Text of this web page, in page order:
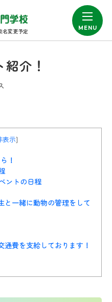
名変更予定
介！
表示]
！
ントの日程
一緒に動物の管理をして
費を支給しております！